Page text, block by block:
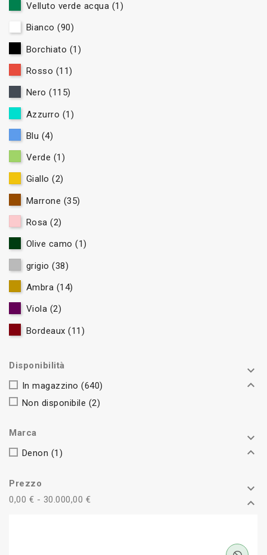
Velluto verde acqua (1)
Bianco (90)
Borchiato (1)
Rosso (11)
Nero (115)
Azzurro (1)
Blu (4)
Verde (1)
Giallo (2)
Marrone (35)
Rosa (2)
Olive camo (1)
grigio (38)
Ambra (14)
Viola (2)
Bordeaux (11)
Disponibilità


In magazzino (640)
Non disponibile (2)
Marca


Denon (1)
Prezzo


0,00 € - 30.000,00 €